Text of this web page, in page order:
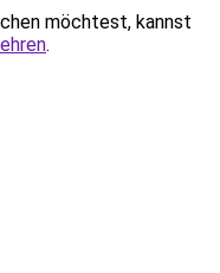
möchtest, kannst
.